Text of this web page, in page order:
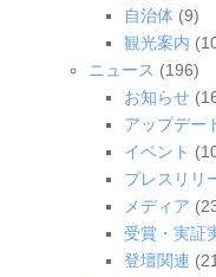
自治体 (9)
観光案内
ニュース (196)
お知らせ
アップデー
イベント
プレスリリ
メディア
受賞・実証
登壇関連